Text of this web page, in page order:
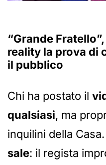
“Grande
reality la prova di
il pubblico
Chi ha postato il
qualsiasi, ma
inquilini della
sale: il regista